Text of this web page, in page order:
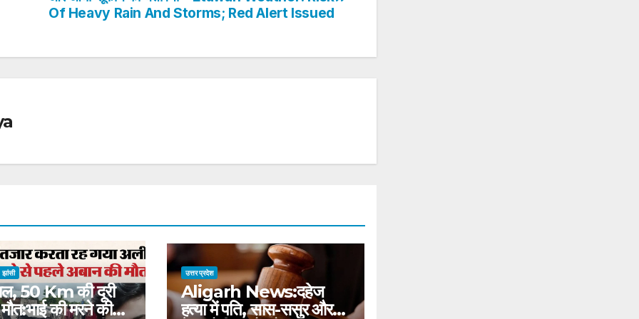
Of Heavy Rain And Storms; Red Alert Issued
झांसी
50 Km की दूरी
की मरने की
उत्तर प्रदेश
Aligarh News:दहेज
हत्या में पति, सास-ससुर और